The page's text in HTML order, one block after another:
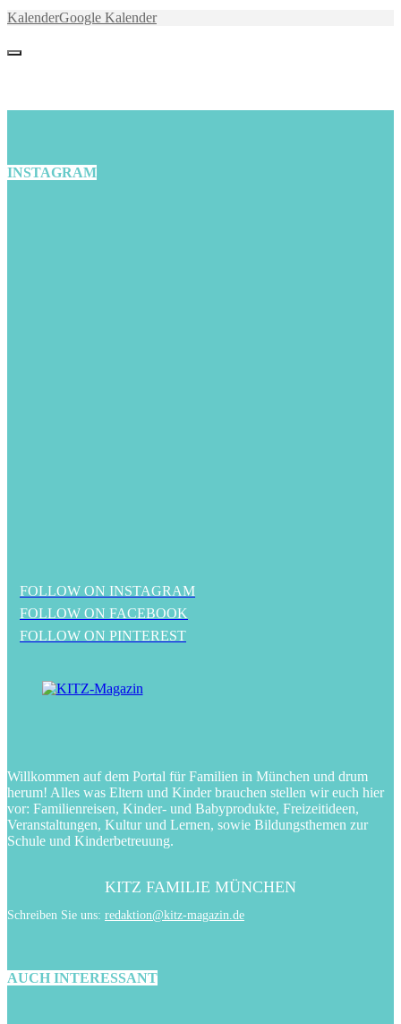
KalenderGoogle Kalender
INSTAGRAM
FOLLOW ON INSTAGRAM
FOLLOW ON FACEBOOK
FOLLOW ON PINTEREST
Willkommen auf dem Portal für Familien in München und drum
herum! Alles was Eltern und Kinder brauchen stellen wir euch hier
vor: Familienreisen, Kinder- und Babyprodukte, Freizeitideen,
Veranstaltungen, Kultur und Lernen, sowie Bildungsthemen zur
Schule und Kinderbetreuung.
KITZ FAMILIE MÜNCHEN
Schreiben Sie uns: redaktion@kitz-magazin.de
AUCH INTERESSANT